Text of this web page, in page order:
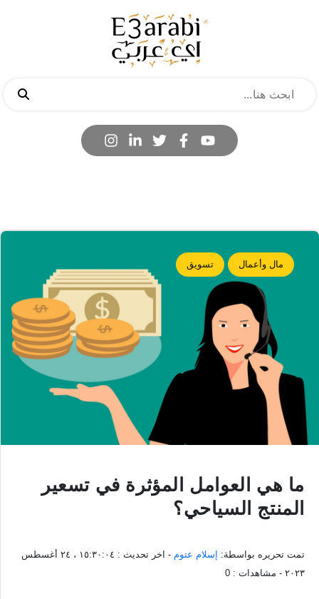
مال وأعمال تسويق
ما هي العوامل المؤثرة في تسعير
المنتج السياحي؟
تمت تحريره بواسطة: إسلام عتوم - اخر تحديث :
١٥:٣٠:٠٤ ، ٢٤ أغسطس
٢٠٢٣ - مشاهدات : 0